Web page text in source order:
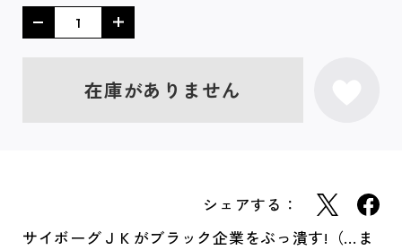
在庫がありません
シェアする：
サイボーグＪＫがブラック企業をぶっ潰す!（…ま